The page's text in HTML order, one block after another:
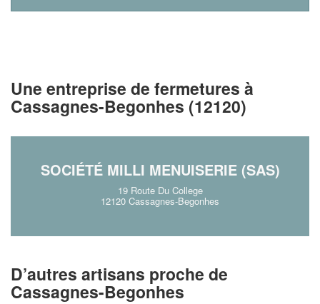
Une entreprise de fermetures à
Cassagnes-Begonhes (12120)
SOCIÉTÉ MILLI MENUISERIE (SAS)
19 Route Du College
12120 Cassagnes-Begonhes
D’autres artisans proche de
Cassagnes-Begonhes
En savoir plus